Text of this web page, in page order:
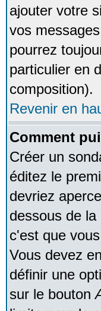
ajouter votre
vos
pourrez
particulier en
composition).
Revenir en
Comment
Créer un
éditez le
devriez
dessous de la
c'est que
Vous devez
définir une
sur le bouton